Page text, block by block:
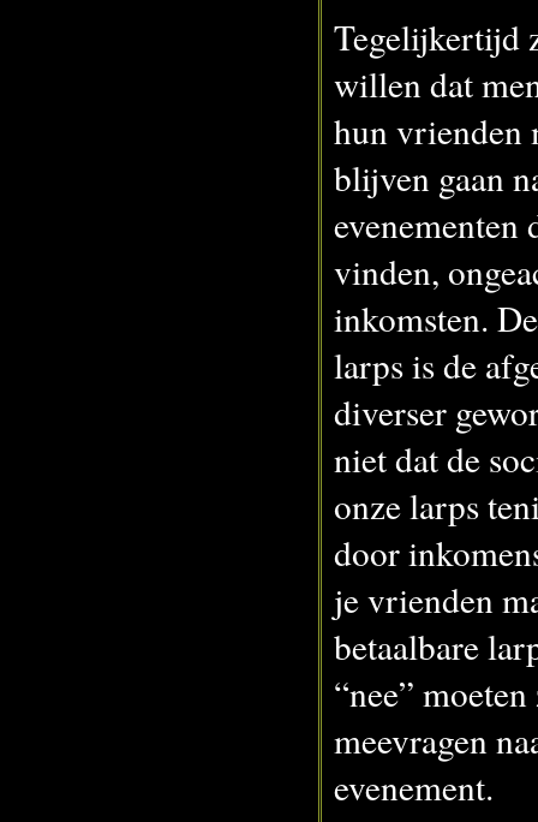
Tegelijkertijd
willen dat
hun vrienden
blijven gaan
evenementen
vinden,
inkomsten.
larps is de
diverser
niet dat de
onze larps
door
je vrienden
betaalbare
“nee”
meevragen
evenement.